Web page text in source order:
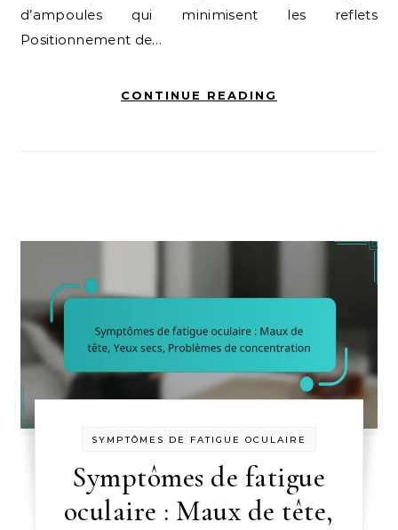
d’ampoules qui minimisent les reflets
Positionnement de…
CONTINUE READING
SYMPTÔMES DE FATIGUE OCULAIRE
Symptômes de fatigue
oculaire : Maux de tête,